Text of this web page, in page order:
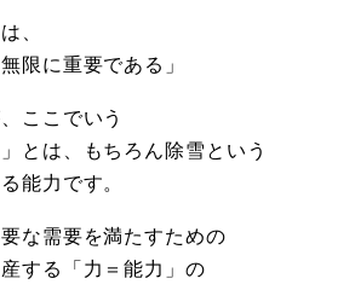
、
限に重要である」
ここでいう
とは、もちろん除雪という
能力です。
な需要を満たすための
する「力＝能力」の